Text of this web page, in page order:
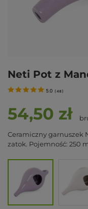
Neti Pot z
5.0 (48)
54,50 zł
Ceramiczny garnuszek
zatok. Pojemność: 250